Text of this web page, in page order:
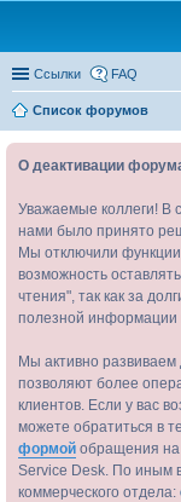
Ссылки FAQ
Список форумов
О деактивации
Уважаемые коллеги! В
нами было принято
Мы отключили
возможность
чтения", так как за
полезной информации
Мы активно развиваем
позволяют более
клиентов. Если у вас
можете обратиться в
формой обращения на
Service Desk. По иным
коммерческого отдела: